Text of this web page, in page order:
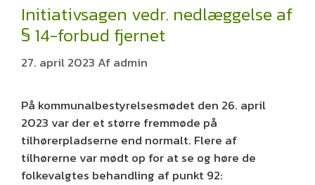
Initiativsagen vedr. nedlæggelse af
§ 14-forbud fjernet
27. april 2023 Afadmin
På kommunalbestyrelsesmødet den 26. april
2023 var der et større fremmøde på
tilhørerpladserne end normalt. Flere af
tilhørerne var mødt op for at se og høre de
folkevalgtes behandling af punkt 92: